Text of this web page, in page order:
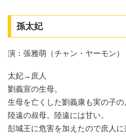
孫太妃
演：張雅萌（チャン・ヤーモン）
太妃→庶人
劉義宣の生母。
生母を亡くした劉義康も実の子の
陸遠の叔母。陸遠には甘い。
彭城王に危害を加えたので庶人